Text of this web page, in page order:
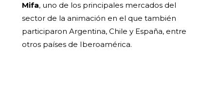
Mifa, uno de los principales mercados del
sector de la animación en el que también
participaron Argentina, Chile y España, entre
otros países de Iberoamérica.